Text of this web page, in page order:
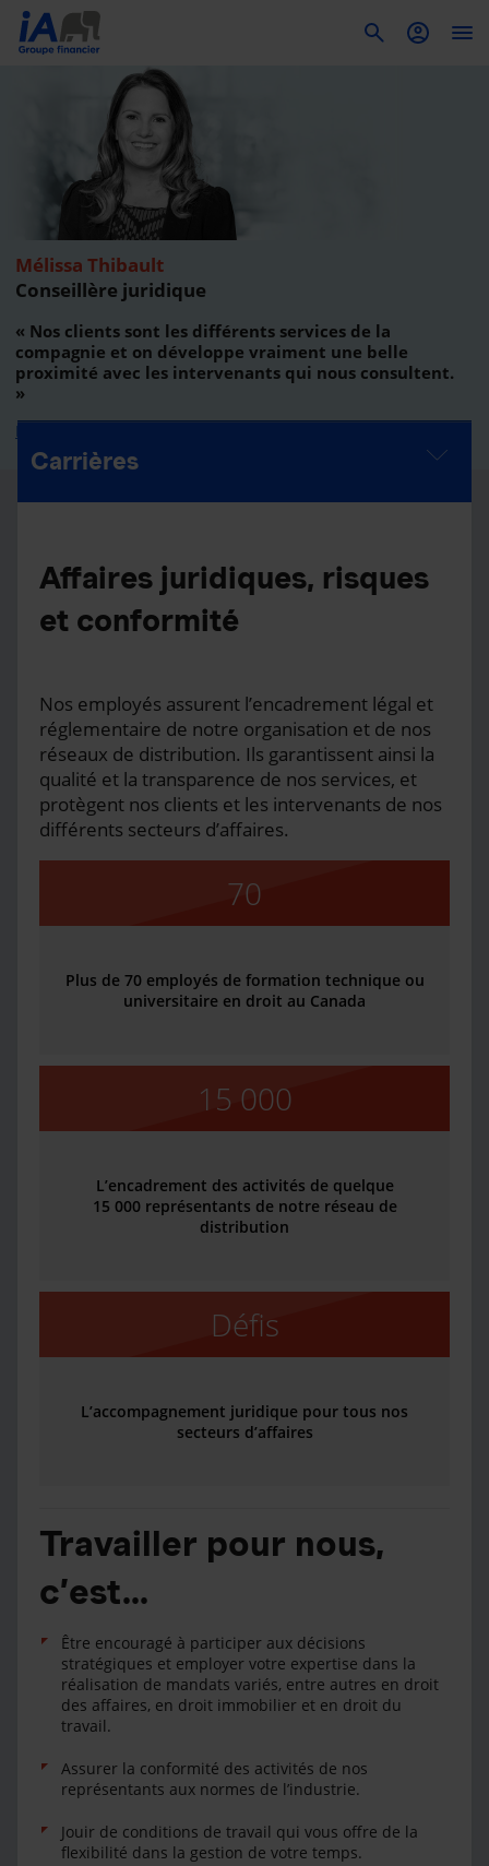
Mélissa Thibault
Conseillère juridique
« Nos clients sont les différents services de la
compagnie et on développe vraiment une belle
proximité avec les intervenants qui nous consultent.
»
Lire le témoignage
Carrières
Affaires juridiques, risques
et conformité
Nos employés assurent l’encadrement légal et
réglementaire de notre organisation et de nos
réseaux de distribution. Ils garantissent ainsi la
qualité et la transparence de nos services, et
protègent nos clients et les intervenants de nos
différents secteurs d’affaires.
70
Plus de 70 employés de formation technique ou
universitaire en droit au Canada
15 000
L’encadrement des activités de quelque
15 000 représentants de notre réseau de
distribution
Défis
L’accompagnement juridique pour tous nos
secteurs d’affaires
Travailler pour nous,
c’est…
Être encouragé à participer aux décisions
stratégiques et employer votre expertise dans la
réalisation de mandats variés, entre autres en droit
des affaires, en droit immobilier et en droit du
travail.
Assurer la conformité des activités de nos
représentants aux normes de l’industrie.
Jouir de conditions de travail qui vous offre de la
flexibilité dans la gestion de votre temps.